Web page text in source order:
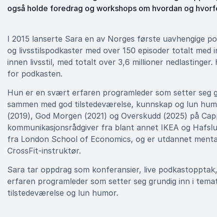
også holde foredrag og workshops om hvordan og
I 2015 lanserte Sara en av Norges første uavhengige
og livsstilspodkaster med over 150 episoder totalt
innen livsstil, med totalt over 3,6 millioner
for podkasten.
Hun er en svært erfaren programleder som setter seg
sammen med god tilstedeværelse, kunnskap og lun
(2019), God Morgen (2021) og Overskudd (2025) på
kommunikasjonsrådgiver fra blant annet IKEA og
fra London School of Economics, og er utdannet
CrossFit-instruktør.
Sara tar oppdrag som konferansier, live
erfaren programleder som setter seg grundig inn i
tilstedeværelse og lun humor.